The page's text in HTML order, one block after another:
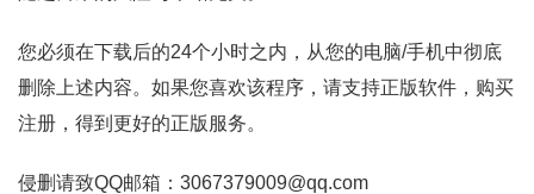
您必须在下载后的24个小时之内，从您的电脑/手机中彻底
删除上述内容。如果您喜欢该程序，请支持正版软件，购买
注册，得到更好的正版服务。
侵删请致QQ邮箱：3067379009@qq.com